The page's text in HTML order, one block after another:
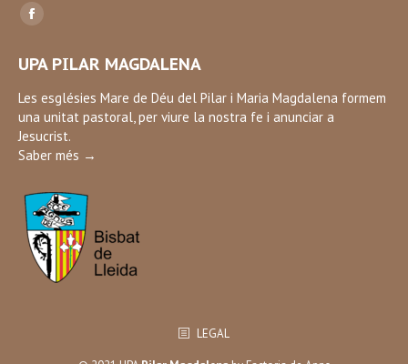
Find us on:
Facebook
opens
in
new
window
UPA PILAR MAGDALENA
Les esglésies Mare de Déu del Pilar i Maria Magdalena formem
una unitat pastoral, per viure la nostra fe i anunciar a
Jesucrist.
Saber més →
LEGAL